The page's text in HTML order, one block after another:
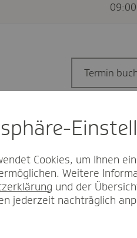
Termin
Cookies, um Ihnen
Weitere
und der
jederzeit nachträglich